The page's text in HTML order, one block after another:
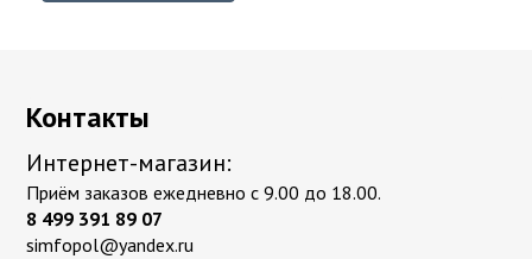
Контакты
Интернет-магазин:
Приём заказов ежедневно с 9.00 до 18.00.
8 499 391 89 07
simfopol@yandex.ru